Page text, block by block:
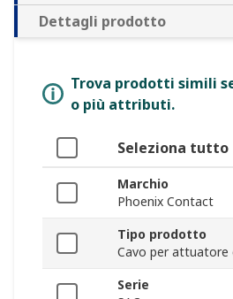
Dettagli prodotto
Trova prodotti simili
o più attributi.
Seleziona tutto
Marchio
Phoenix Contact
Tipo prodotto
Cavo per attuatore
Serie